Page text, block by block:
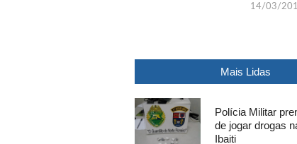
14/03/
Mais Lidas
Polícia Militar
de jogar drogas
Ibaiti